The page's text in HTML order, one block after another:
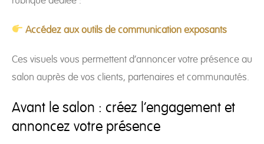
Accédez aux outils de communication exposants
Ces visuels vous permettent d’annoncer votre présence au
salon auprès de vos clients, partenaires et communautés.
Avant le salon : créez l’engagement et
annoncez votre présence